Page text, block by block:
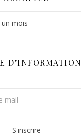
D’INFORMATION